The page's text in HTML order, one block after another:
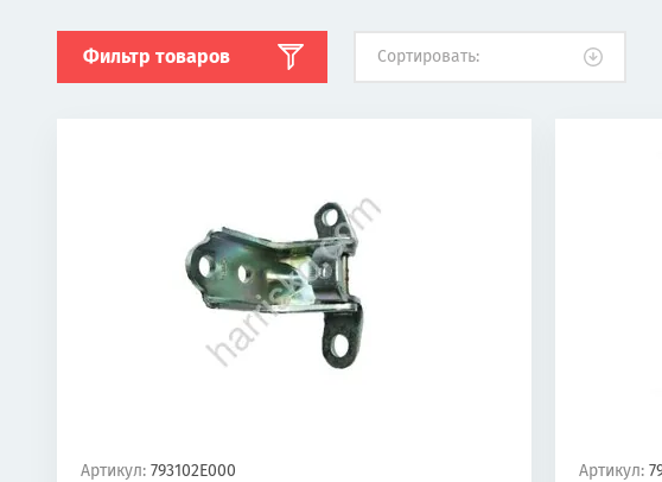
Фильтр товаров Сортировать:
Артикул: 793102E000 Артикул: